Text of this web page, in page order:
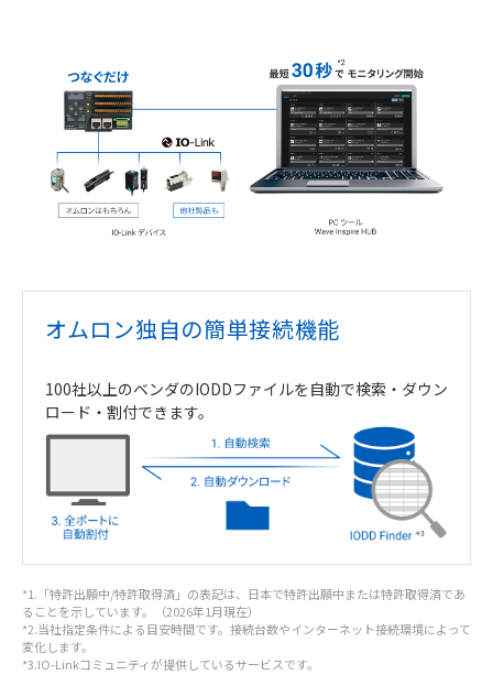
オムロン独自の簡単接続機能
100社以上のベンダのIODDファイルを自動で検索・ダウン
ロード・ 割付できます。
*1.「特許出願中/特許取得済」の表記は、日本で特許出願中または特許取得済であ
ることを示しています。（2026年1月現在）
*2.当社指定条件による目安時間です。接続台数やインターネット接続環境によって
変化します。
*3.IO-Linkコミュニティが提供しているサービスです。